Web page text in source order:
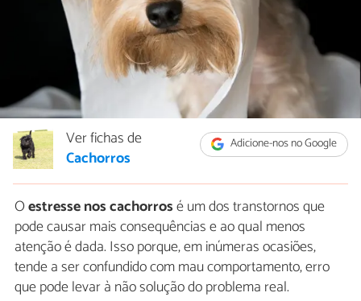
Adicione-nos no Google
Ver fichas de
Cachorros
Oestresse nos cachorrosé um dos transtornos que
pode causar mais consequências e ao qual menos
atenção é dada. Isso porque, em inúmeras ocasiões,
tende a ser confundido com mau comportamento, erro
que pode levar à não solução do problema real.